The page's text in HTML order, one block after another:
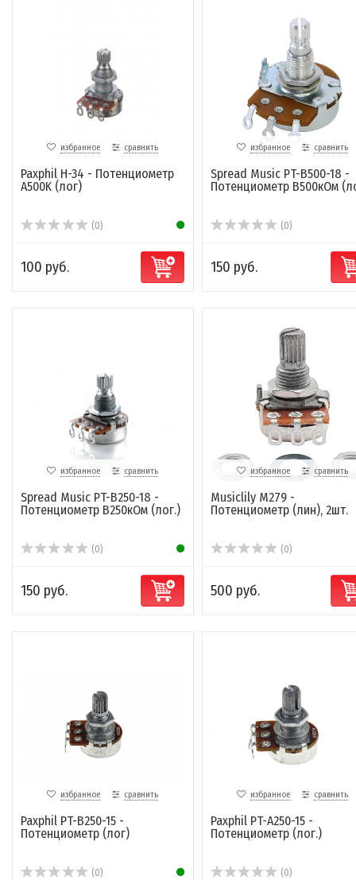
избранное сравнить
Paxphil H-34 - Потенциометр
A500K (лог)
(0)
100 руб.
избранное сравнить
Spread Music PT-B500-18 -
Потенциометр B500кОм
(0)
150 руб.
избранное сравнить
Spread Music PT-B250-18 -
Потенциометр B250кОм (лог.)
(0)
150 руб.
избранное сравнить
Musiclily M279 -
Потенциометр (лин), 2шт.
(0)
500 руб.
избранное сравнить
Paxphil PT-B250-15 -
Потенциометр (лог)
(0)
избранное сравнить
Paxphil PT-A250-15 -
Потенциометр (лог.)
(0)